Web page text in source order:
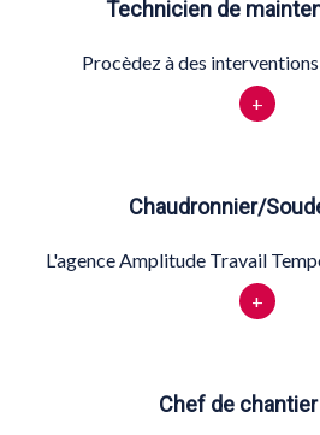
Technicien de
Procèdez à des interventions
+
Chaudronnier/
L'agence Amplitude Travail
+
Chef de